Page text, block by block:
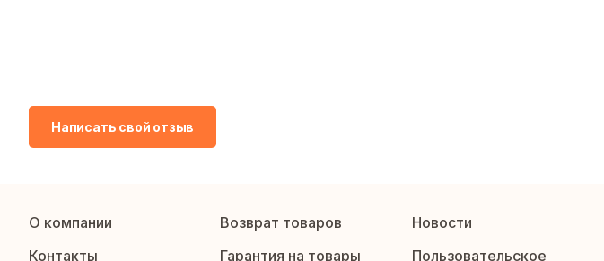
Написать свой отзыв
О компании Возврат товаров
Новости
Контакты
Гарантия на товары Пользовательское